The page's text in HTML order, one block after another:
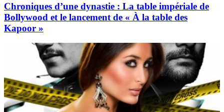
Chroniques d’une dynastie : La table impériale de
Bollywood et le lancement de « À la table des
Kapoor »